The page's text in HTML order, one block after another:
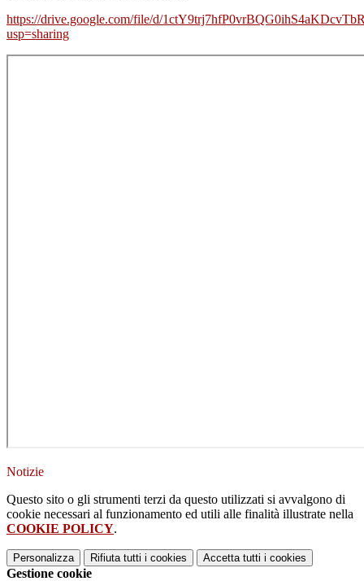
https://drive.google.com/file/d/
usp=sharing
Notizie
Questo sito o gli strumenti terzi da questo utilizzati si avvalgono di
cookie necessari al funzionamento ed utili alle finalità illustrate nella
COOKIE POLICY.
Personalizza Rifiuta tutti i cookies Accetta tutti i cookies
Gestione cookie